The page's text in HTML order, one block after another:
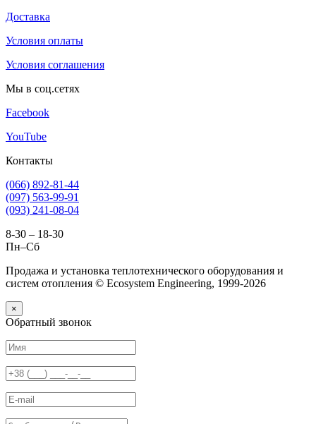
Доставка
Условия оплаты
Условия соглашения
Мы в соц.сетях
Facebook
YouTube
Контакты
(066) 892-81-44
(097) 563-99-91
(093) 241-08-04
8-30 – 18-30
Пн–Сб
Продажа и установка теплотехнического оборудования и
систем отопления © Ecosystem Engineering, 1999-2026
×
Обратный звонок